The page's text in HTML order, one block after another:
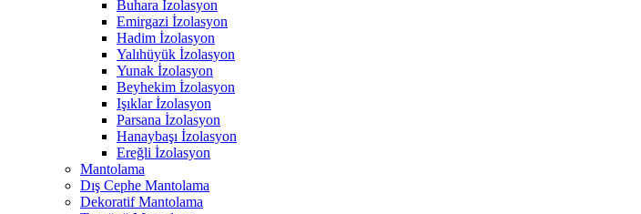
Buhara İzolasyon
Emirgazi İzolasyon
Hadim İzolasyon
Yalıhüyük İzolasyon
Yunak İzolasyon
Beyhekim İzolasyon
Işıklar İzolasyon
Parsana İzolasyon
Hanaybaşı İzolasyon
Ereğli İzolasyon
Mantolama
Dış Cephe Mantolama
Dekoratif Mantolama